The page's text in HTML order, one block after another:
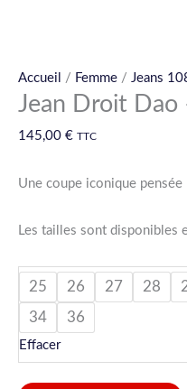
Accueil / Femme / Jeans
Jean Droit Dao
145,00 € TTC
Une coupe iconique pensée
Les tailles sont disponibles
25 26 27 28
34
36
Effacer